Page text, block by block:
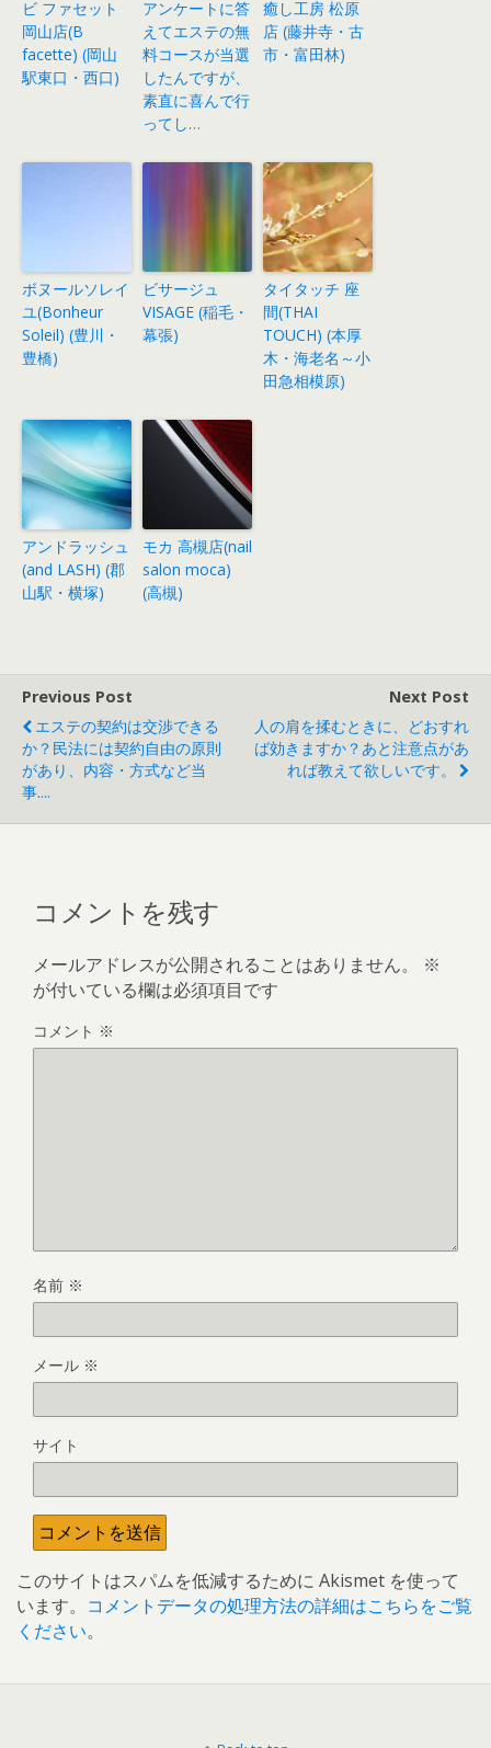
ビ ファセット
岡山店(B
facette) (岡山
駅東口・西口)
アンケートに答
えてエステの無
料コースが当選
したんですが、
素直に喜んで行
ってし…
癒し工房 松原
店 (藤井寺・古
市・富田林)
ボヌールソレイ
ユ(Bonheur
Soleil) (豊川・
豊橋)
ビサージュ
VISAGE (稲毛・
幕張)
タイタッチ 座
間(THAI
TOUCH) (本厚
木・海老名～小
田急相模原)
アンドラッシュ
(and LASH) (郡
山駅・横塚)
モカ 高槻店(nail
salon moca)
(高槻)
Previous Post
エステの契約は交渉できる
か？民法には契約自由の原則
があり、内容・方式など当
事....
Next Post
人の肩を揉むときに、どおすれ
ば効きますか？あと注意点があ
れば教えて欲しいです。
コメントを残す
メールアドレスが公開されることはありません。
※
が付いている欄は必須項目です
コメント ※
名前 ※
メール ※
サイト
このサイトはスパムを低減するために Akismet を使って
います。 コメントデータの処理方法の詳細はこちらをご覧
ください。